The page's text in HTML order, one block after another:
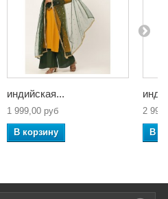
индийская...
1 999,00 руб
В корзину
2
В